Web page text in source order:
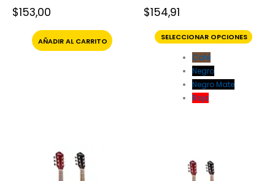
$153,00
AÑADIR AL CARRITO
$154,91
SELECCIONAR OPCIONES
Café
Negro
Negro Mate
Rojo